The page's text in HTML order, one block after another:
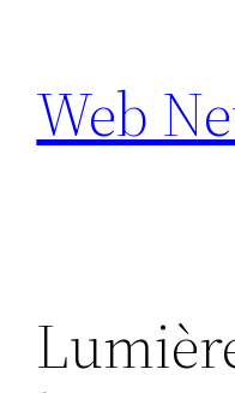
contenu
Web